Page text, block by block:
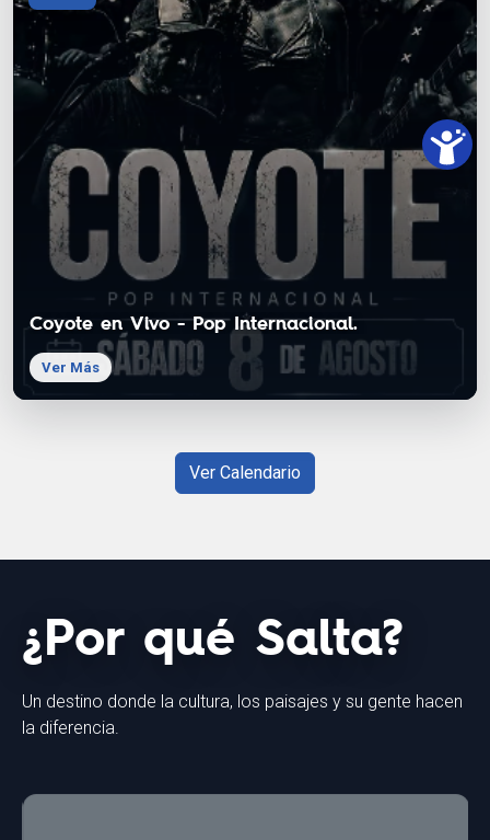
Coyote en Vivo - Pop Internacional.
Ver Más
Ver Calendario
¿Por qué Salta?
Un destino donde la cultura, los paisajes y su gente hacen
la diferencia.